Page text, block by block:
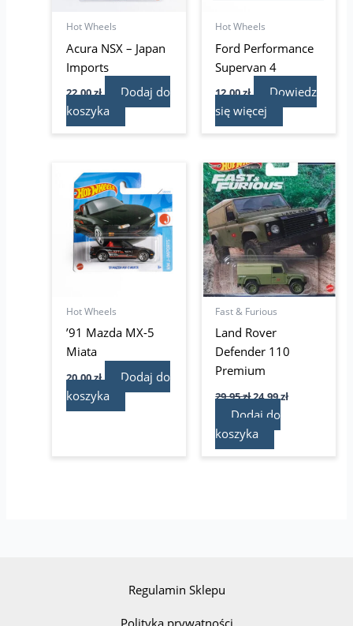
Hot Wheels
Acura NSX – Japan
Imports
22,00zł
Dodaj do
koszyka
Hot Wheels
Ford Performance
Supervan 4
12,00zł
Dowiedz
się więcej
Hot Wheels
’91 Mazda MX-5
Miata
20,00zł
Dodaj do
koszyka
Fast & Furious
Land Rover
Defender 110
Premium
29,95zł
Pierwotna
cena
wynosiła:
29,95 zł.
24,99zł
Aktualna
cena
wynosi:
24,99 zł.
Dodaj do
koszyka
Regulamin Sklepu